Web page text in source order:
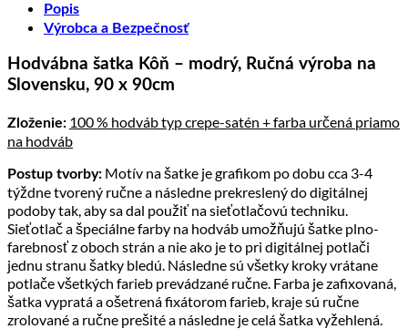
Popis
Výrobca a Bezpečnosť
Hodvábna šatka Kôň – modrý, Ručná výroba na
Slovensku, 90 x 90cm
Zloženie: 100 % hodváb typ crepe-satén + farba určená priamo
na hodváb
Postup tvorby: Motív na šatke je grafikom po dobu cca 3-4
týždne tvorený ručne a následne prekreslený do digitálnej
podoby tak, aby sa dal použiť na sieťotlačovú techniku.
Sieťotlač a špeciálne farby na hodváb umožňujú šatke plno-
farebnosť z oboch strán a nie ako je to pri digitálnej potlači
jednu stranu šatky bledú. Následne sú všetky kroky vrátane
potlače všetkých farieb prevádzané ručne. Farba je zafixovaná,
šatka vypratá a ošetrená fixátorom farieb, kraje sú ručne
zrolované a ručne prešité a následne je celá šatka vyžehlená.